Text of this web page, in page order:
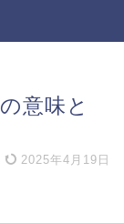
意味と
2025年4月19日